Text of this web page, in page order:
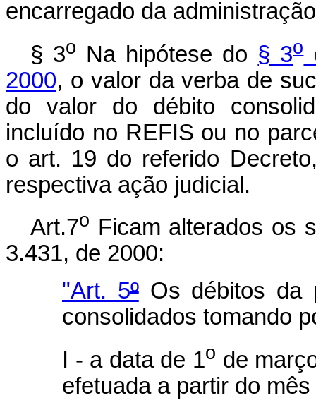
encarregado da
§ 3o Na hipótese do § 3o
2000, o valor da verba de
do valor do débito
incluído no REFIS ou no
o art. 19 do referido
respectiva ação judicial.
Art.7o Ficam alterados os
3.431, de 2000:
"Art. 5ºOs débitos da
consolidados tomando
I - a data de 1o de
efetuada a partir do